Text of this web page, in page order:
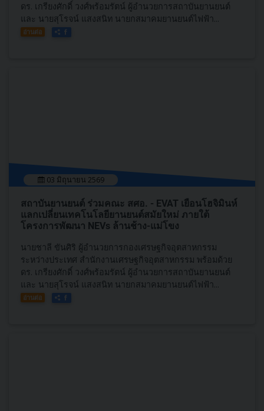
ดร. เกรียงศักดิ์ วงศ์พร้อมรัตน์ ผู้อำนวยการสถาบันยานยนต์
และ นายสุโรจน์ แสงสนิท นายกสมาคมยานยนต์ไฟฟ้า...
อ่านต่อ
03 มิถุนายน 2569
สถาบันยานยนต์ ร่วมคณะ สศอ. - EVAT เยือนโฮจิมินห์
แลกเปลี่ยนเทคโนโลยียานยนต์สมัยใหม่ ภายใต้
โครงการพัฒนา NEVs ล้านช้าง-แม่โขง
นายชาลี ขันศิริ ผู้อำนวยการกองเศรษฐกิจอุตสาหกรรม
ระหว่างประเทศ สำนักงานเศรษฐกิจอุตสาหกรรม พร้อมด้วย
ดร. เกรียงศักดิ์ วงศ์พร้อมรัตน์ ผู้อำนวยการสถาบันยานยนต์
และ นายสุโรจน์ แสงสนิท นายกสมาคมยานยนต์ไฟฟ้า...
อ่านต่อ